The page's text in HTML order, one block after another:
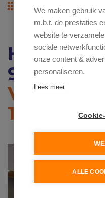
Terug naar overzicht
9620
185 000
We maken gebruik
m.b.t. de prestaties
website te
sociale
onze content &
personaliseren.
Lees meer
ALLE